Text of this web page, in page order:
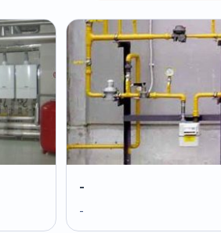
-
-